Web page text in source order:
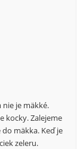
je mäkké.
kocky. Zalejeme
mäkka. Keď je
zeleru.